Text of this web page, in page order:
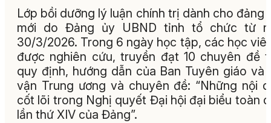
Lớp bồi dưỡng lý luận chính trị dành cho đảng
mới do Đảng ủy UBND tỉnh tổ chức từ
30/3/2026. Trong 6 ngày học tập, các học
được nghiên cứu, truyền đạt 10 chuyên đề
quy định, hướng dẫn của Ban Tuyên giáo và
vận Trung ương và chuyên đề: “Những nội
cốt lõi trong Nghị quyết Đại hội đại biểu toàn
lần thứ XIV của Đảng”.